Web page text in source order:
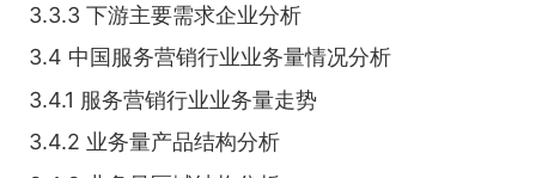
3.3.3 下游主要需求企业分析
3.4 中国服务营销行业业务量情况分析
3.4.1 服务营销行业业务量走势
3.4.2 业务量产品结构分析